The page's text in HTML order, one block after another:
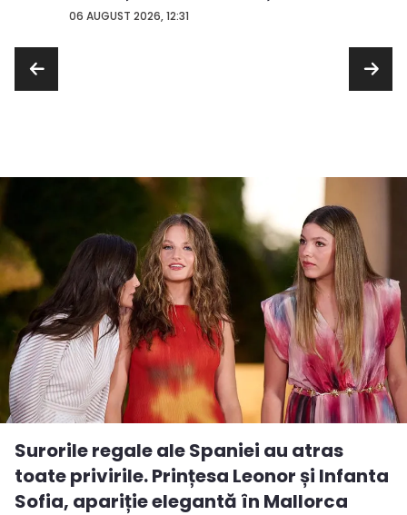
06 AUGUST 2026, 12:31
...
Surorile regale ale Spaniei au atras
toate privirile. Prințesa Leonor și Infanta
Sofia, apariție elegantă în Mallorca